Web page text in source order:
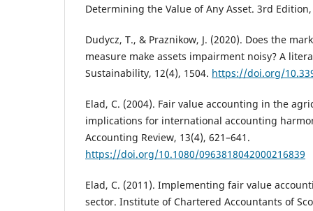
Determining the Value of Any Asset. 3rd
Dudycz, T., & Praznikow, J. (2020). Does the
measure make assets impairment noisy? A
Sustainability, 12(4), 1504. https://doi.org/
Elad, C. (2004). Fair value accounting in the
implications for international accounting
Accounting Review, 13(4), 621–641.
https://doi.org/10.1080/0963818042000216839
Elad, C. (2011). Implementing fair value
sector. Institute of Chartered Accountants of